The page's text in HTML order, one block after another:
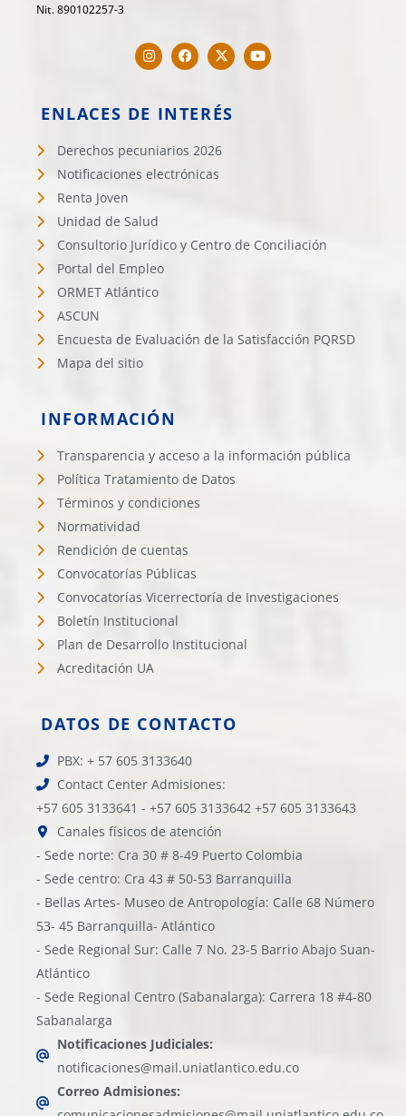
Nit. 890102257-3
ENLACES DE INTERÉS
Derechos pecuniarios 2026
Notificaciones electrónicas
Renta Joven
Unidad de Salud
Consultorio Jurídico y Centro de Conciliación
Portal del Empleo
ORMET Atlántico
ASCUN
Encuesta de Evaluación de la Satisfacción PQRSD
Mapa del sitio
INFORMACIÓN
Transparencia y acceso a la información pública
Política Tratamiento de Datos
Términos y condiciones
Normatividad
Rendición de cuentas
Convocatorías Públicas
Convocatorías Vicerrectoría de Investigaciones
Boletín Institucional
Plan de Desarrollo Institucional
Acreditación UA
DATOS DE CONTACTO
PBX: + 57 605 3133640
Contact Center Admisiones:
+57 605 3133641 - +57 605 3133642 +57 605 3133643
Canales físicos de atención
- Sede norte: Cra 30 # 8-49 Puerto Colombia
- Sede centro: Cra 43 # 50-53 Barranquilla
- Bellas Artes- Museo de Antropología: Calle 68 Número
53- 45 Barranquilla- Atlántico
- Sede Regional Sur: Calle 7 No. 23-5 Barrio Abajo Suan-
Atlántico
- Sede Regional Centro (Sabanalarga): Carrera 18 #4-80
Sabanalarga
Notificaciones Judiciales:
notificaciones@mail.uniatlantico.edu.co
Correo Admisiones: